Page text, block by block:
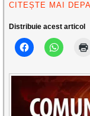
CITEȘTE MAI
Distribuie acest articol